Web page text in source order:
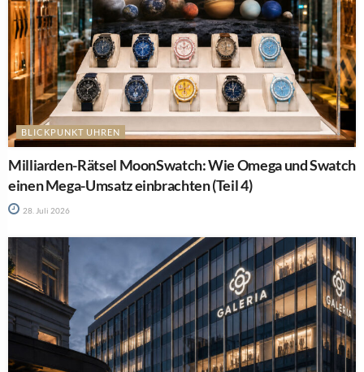
BLICKPUNKT UHREN
Milliarden-Rätsel MoonSwatch: Wie Omega und Swatch
einen Mega-Umsatz einbrachten (Teil 4)
28. Juli 2026